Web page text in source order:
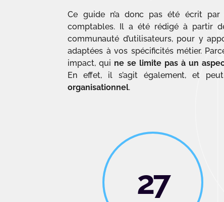
Ce guide n’a donc pas été écrit
comptables. Il a été rédigé à partir
communauté d’utilisateurs, pour y
adaptées à vos spécificités métier.
impact, qui ne se limite pas à un
En effet, il s’agit également, et
organisationnel.
27